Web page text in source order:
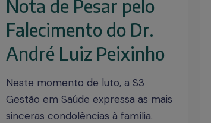
Nota de Pesar pelo
Falecimento do Dr.
André Luiz Peixinho
Neste momento de luto, a S3
Gestão em Saúde expressa as mais
sinceras condolências à família.